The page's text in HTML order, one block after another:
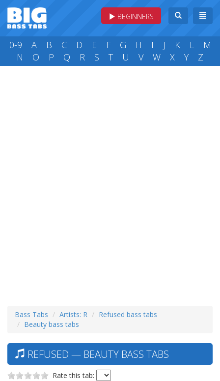
BEGINNERS
0-9 A B C D E F G H I J K L
M
N
O P Q R S T U V W X Y Z
Bass Tabs Artists: R
Refused bass tabs
Beauty bass tabs
REFUSED — BEAUTY BASS TABS
Rate this tab: